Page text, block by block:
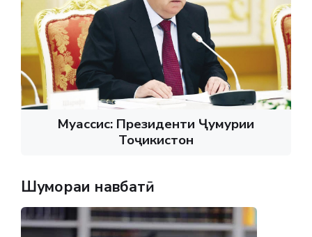
Муассис: Президенти Ҷумҳурии
Тоҷикистон
Шумораи навбатӣ